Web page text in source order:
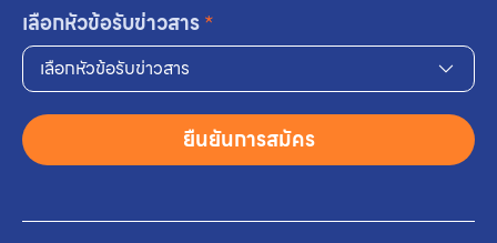
เลือกหัวข้อรับข่าวสาร*
เลือกหัวข้อรับข่าวสาร
ยืนยันการสมัคร